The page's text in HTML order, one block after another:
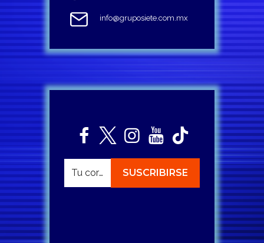
info@gruposiete.com.mx